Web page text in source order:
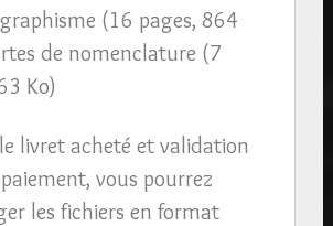
(16 pages, 864
de nomenclature (7
Ko)
livret acheté et validation
vous pourrez
les fichiers en format